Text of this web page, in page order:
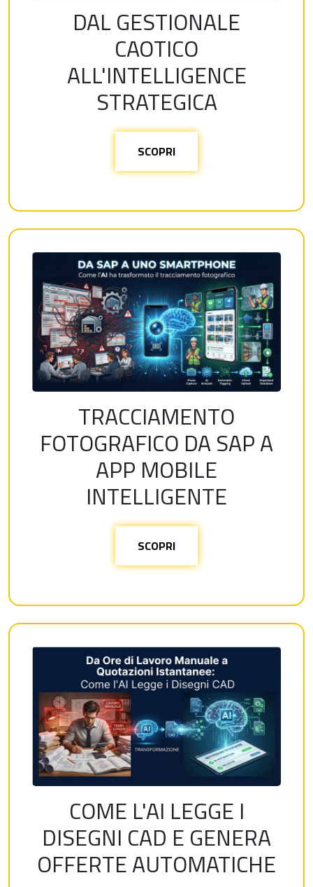
DAL GESTIONALE
CAOTICO
ALL'INTELLIGENCE
STRATEGICA
SCOPRI
TRACCIAMENTO
FOTOGRAFICO DA SAP A
APP MOBILE
INTELLIGENTE
SCOPRI
COME L'AI LEGGE I
DISEGNI CAD E GENERA
OFFERTE AUTOMATICHE